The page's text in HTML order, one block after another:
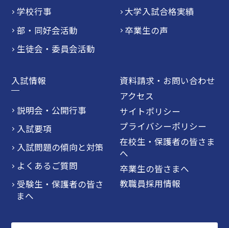
学校行事
部・同好会活動
生徒会・委員会活動
大学入試合格実績
卒業生の声
入試情報
説明会・公開行事
入試要項
入試問題の傾向と対策
よくあるご質問
受験生・保護者の皆さ
まへ
資料請求・お問い合わせ
アクセス
サイトポリシー
プライバシーポリシー
在校生・保護者の皆さま
へ
卒業生の皆さまへ
教職員採用情報